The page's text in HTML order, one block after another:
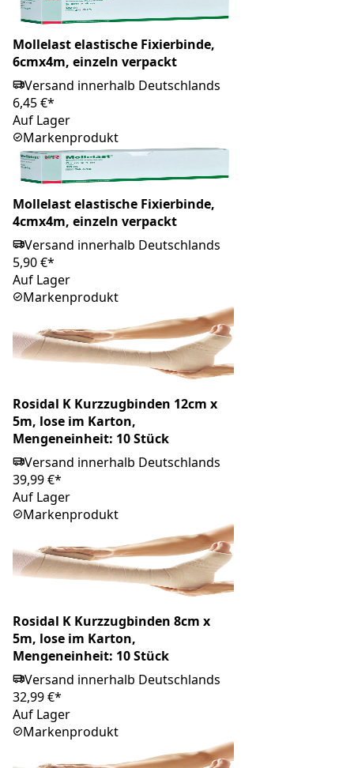
Mollelast elastische Fixierbinde,
6cmx4m, einzeln verpackt
Versand innerhalb Deutschlands
6,45 €*
Auf Lager
Markenprodukt
Mollelast elastische Fixierbinde,
4cmx4m, einzeln verpackt
Versand innerhalb Deutschlands
5,90 €*
Auf Lager
Markenprodukt
Rosidal K Kurzzugbinden 12cm x
5m, lose im Karton,
Mengeneinheit: 10 Stück
Versand innerhalb Deutschlands
39,99 €*
Auf Lager
Markenprodukt
Rosidal K Kurzzugbinden 8cm x
5m, lose im Karton,
Mengeneinheit: 10 Stück
Versand innerhalb Deutschlands
32,99 €*
Auf Lager
Markenprodukt